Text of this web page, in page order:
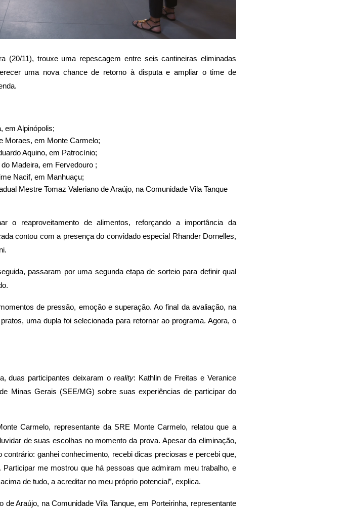
(20/11), trouxe uma repescagem entre seis cantineiras eliminadas
uma nova chance de retorno à disputa e ampliar o time de
em Alpinópolis;
Moraes, em Monte Carmelo;
Aquino, em Patrocínio;
Madeira, em Fervedouro ;
Nacif, em Manhuaçu;
Mestre Tomaz Valeriano de Araújo, na Comunidade Vila Tanque
o reaproveitamento de alimentos, reforçando a importância da
contou com a presença do convidado especial Rhander Dornelles,
passaram por uma segunda etapa de sorteio para definir qual
de pressão, emoção e superação. Ao final da avaliação, na
uma dupla foi selecionada para retornar ao programa. Agora, o
duas participantes deixaram o reality: Kathlin de Freitas e Veranice
Minas Gerais (SEE/MG) sobre suas experiências de participar do
Carmelo, representante da SRE Monte Carmelo, relatou que a
de suas escolhas no momento da prova. Apesar da eliminação,
ganhei conhecimento, recebi dicas preciosas e percebi que,
me mostrou que há pessoas que admiram meu trabalho, e
de tudo, a acreditar no meu próprio potencial”, explica.
Araújo, na Comunidade Vila Tanque, em Porteirinha, representante